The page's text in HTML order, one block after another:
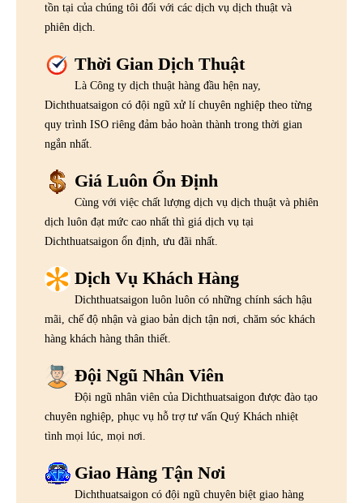
tồn tại của chúng tôi đối với các dịch vụ dịch thuật và
phiên dịch.
Thời Gian Dịch Thuật
Là Công ty dịch thuật hàng đầu hện nay,
Dichthuatsaigon có đội ngũ xử lí chuyên nghiệp theo từng
quy trình ISO riêng đảm bảo hoàn thành trong thời gian
ngắn nhất.
Giá Luôn Ổn Định
Cùng với việc chất lượng dịch vụ dịch thuật và phiên
dịch luôn đạt mức cao nhất thì giá dịch vụ tại
Dichthuatsaigon ổn định, ưu đãi nhất.
Dịch Vụ Khách Hàng
Dichthuatsaigon luôn luôn có những chính sách hậu
mãi, chế độ nhận và giao bản dịch tận nơi, chăm sóc khách
hàng khách hàng thân thiết.
Đội Ngũ Nhân Viên
Đội ngũ nhân viên của Dichthuatsaigon được đào tạo
chuyên nghiệp, phục vụ hỗ trợ tư vấn Quý Khách nhiệt
tình mọi lúc, mọi nơi.
Giao Hàng Tận Nơi
Dichthuatsaigon có đội ngũ chuyên biệt giao hàng